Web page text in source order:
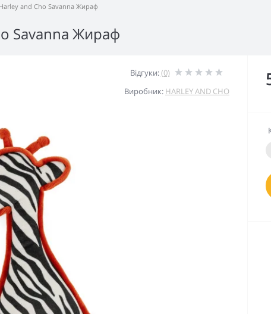
and Cho Savanna Жираф
Savanna Жираф
Відгуки:(0)
Виробник: HARLEY AND CHO